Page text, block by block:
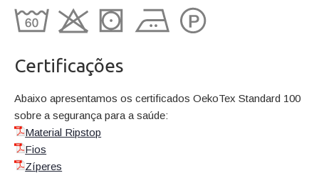
Certificações
Abaixo apresentamos os certificados OekoTex Standard 100
sobre a segurança para a saúde:
Material Ripstop
Fios
Zíperes